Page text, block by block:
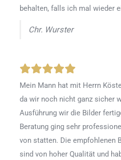
behalten, falls ich mal wieder
Chr. Wurster
Mein Mann hat mit Herrn
da wir noch nicht ganz sicher
Ausführung wir die Bilder
Beratung ging sehr
von statten. Die empfohlenen
sind von hoher Qualität und